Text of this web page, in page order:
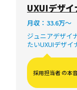
官山
UXUIデザイ
月収：33.6万〜
ジュニアデザイ
たいUXUIデザイ
採用担当者 の本音